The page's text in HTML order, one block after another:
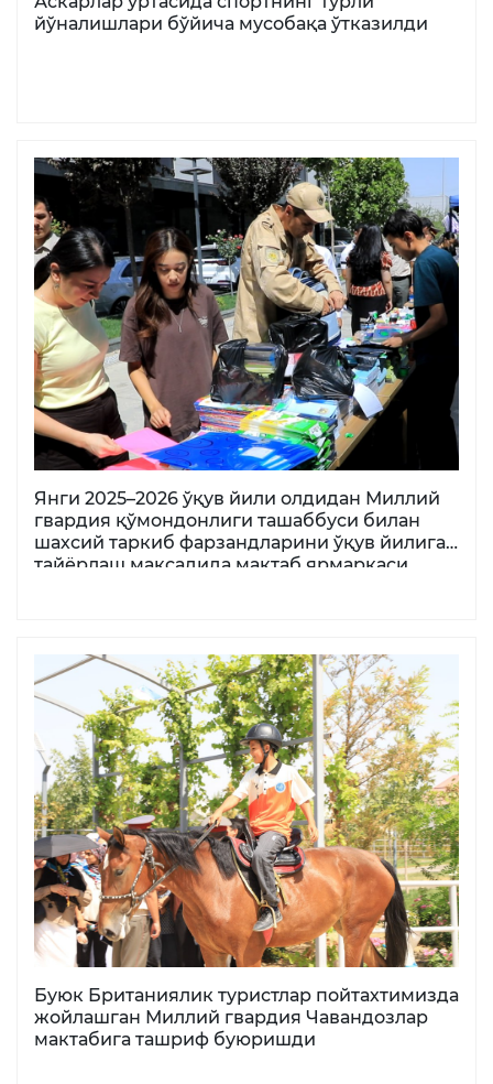
йўналишлари бўйича мусобақа ўтказилди
Янги 2025–2026 ўқув йили олдидан Миллий
гвардия қўмондонлиги ташаббуси билан
шахсий таркиб фарзандларини ўқув йилига
тайёрлаш мақсадида мактаб ярмаркаси
Буюк Британиялик туристлар пойтахтимизда
жойлашган Миллий гвардия Чавандозлар
мактабига ташриф буюришди